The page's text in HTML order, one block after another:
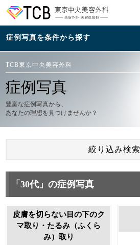
TCB東京中央美容外科
症例写真
豊富な症例写真から、
あなたの理想を見つけませんか？
絞り込み検索
「30代」の症例写真
皮膚を切らない目の下のク
マ取り・たるみ（ふくら
み）取り